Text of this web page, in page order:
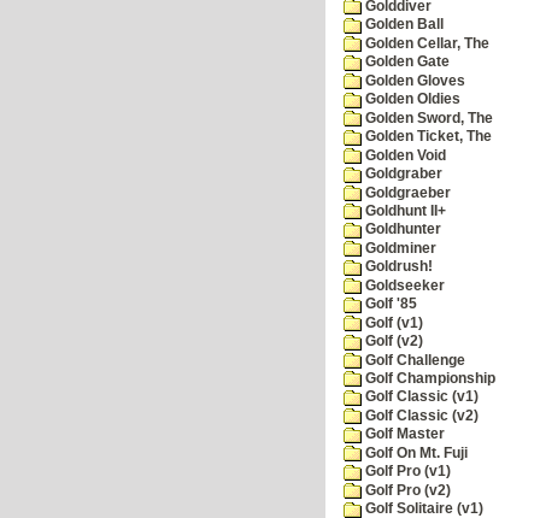
Golddiver
Golden Ball
Golden Cellar, The
Golden Gate
Golden Gloves
Golden Oldies
Golden Sword, The
Golden Ticket, The
Golden Void
Goldgraber
Goldgraeber
Goldhunt II+
Goldhunter
Goldminer
Goldrush!
Goldseeker
Golf '85
Golf (v1)
Golf (v2)
Golf Challenge
Golf Championship
Golf Classic (v1)
Golf Classic (v2)
Golf Master
Golf On Mt. Fuji
Golf Pro (v1)
Golf Pro (v2)
Golf Solitaire (v1)